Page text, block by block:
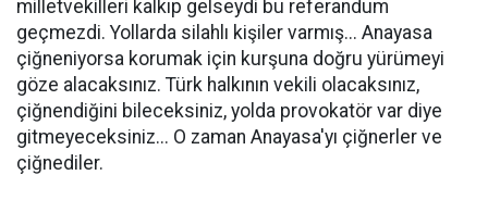
milletvekilleri kalkıp gelseydi bu referandum
geçmezdi. Yollarda silahlı kişiler varmış... Anayasa
çiğneniyorsa korumak için kurşuna doğru yürümeyi
göze alacaksınız. Türk halkının vekili olacaksınız,
çiğnendiğini bileceksiniz, yolda provokatör var diye
gitmeyeceksiniz... O zaman Anayasa'yı çiğnerler ve
çiğnediler.